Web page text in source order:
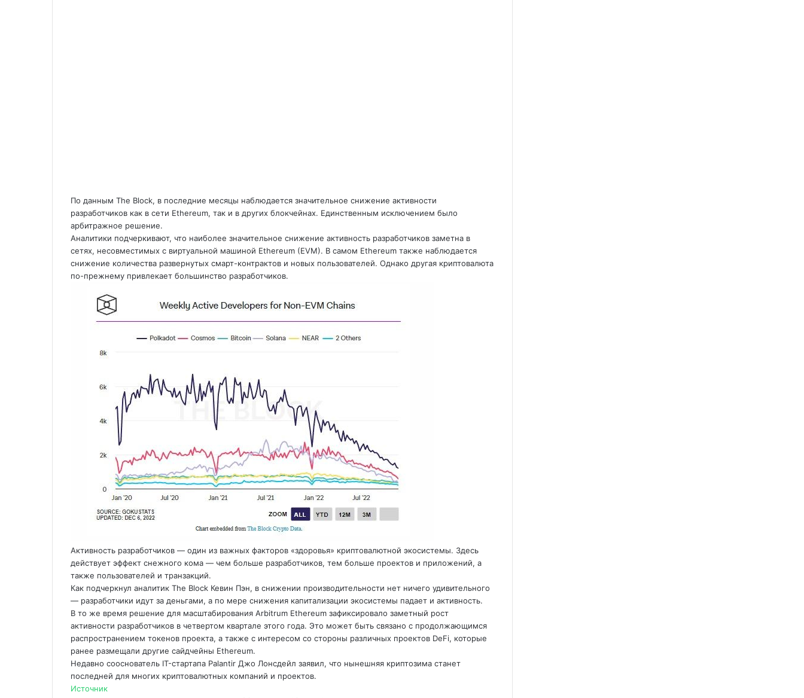
По данным The Block, в последние месяцы наблюдается значительное снижение активности
разработчиков как в сети Ethereum, так и в других блокчейнах. Единственным исключением было
арбитражное решение.
Аналитики подчеркивают, что наиболее значительное снижение активность разработчиков заметна в
сетях, несовместимых с виртуальной машиной Ethereum (EVM). В самом Ethereum также наблюдается
снижение количества развернутых смарт-контрактов и новых пользователей. Однако другая криптовалюта
по-прежнему привлекает большинство разработчиков.
Активность разработчиков — один из важных факторов «здоровья» криптовалютной экосистемы. Здесь
действует эффект снежного кома — чем больше разработчиков, тем больше проектов и приложений, а
также пользователей и транзакций.
Как подчеркнул аналитик The Block Кевин Пэн, в снижении производительности нет ничего удивительного
— разработчики идут за деньгами, а по мере снижения капитализации экосистемы падает и активность.
В то же время решение для масштабирования Arbitrum Ethereum зафиксировало заметный рост
активности разработчиков в четвертом квартале этого года. Это может быть связано с продолжающимся
распространением токенов проекта, а также с интересом со стороны различных проектов DeFi, которые
ранее размещали другие сайдчейны Ethereum.
Недавно сооснователь IT-стартапа Palantir Джо Лонсдейл заявил, что нынешняя криптозима станет
последней для многих криптовалютных компаний и проектов.
Источник